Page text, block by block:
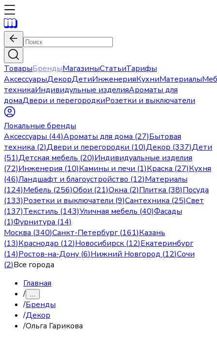
ТоварыБрендыМагазиныСтатьиТарифы
АксессуарыДекорДетиИнженерияКухниМатериалы
техникаИндивидульные изделияАроматы для
домаДвери и перегородкиРозетки и выключатели
Локальные бренды
Аксессуары (44)Ароматы для дома (27)Бытовая
техника (2)Двери и перегородки (10)Декор (337)Дети
(51)Детская мебель (20)Индивидуальные изделия
(72)Инженерия (10)Камины и печи (1)Краска (27)Кухня
(46)Ландшафт и благоустройство (12)Материалы
(124)Мебель (256)Обои (21)Окна (2)Плитка (38)Посуда
(133)Розетки и выключатели (9)Сантехника (25)Свет
(137)Текстиль (143)Уличная мебель (40)Фасады
(1)Фурнитура (14)
Москва (340)Санкт-Петербург(161)Казань
(13)Краснодар (12)Новосибирск (12)Екатеринбург
(14)Ростов-на-Дону (6)Нижний Новгород (12)Сочи
(2)Все города
Главная
/ …
/Бренды
/Декор
/Ольга Гарикова